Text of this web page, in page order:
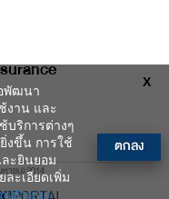
X
พัฒนา
งาน และ
บริการต่างๆ
งขึ้น การใช้
ะยินยอม
ะเอียดเพิ่ม
นตัวและ
ตกลง
าชน) 2014